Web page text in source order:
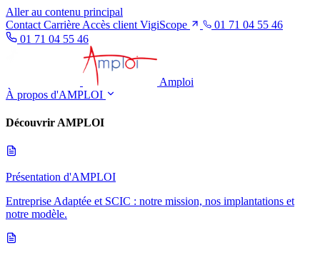
Aller au contenu principal
Contact Carrière Accès client VigiScope
01 71 04 55 46
01 71 04 55 46
Amploi
À propos d'AMPLOI
Découvrir AMPLOI
Présentation d'AMPLOI
Entreprise Adaptée et SCIC : notre mission, nos implantations et
notre modèle.